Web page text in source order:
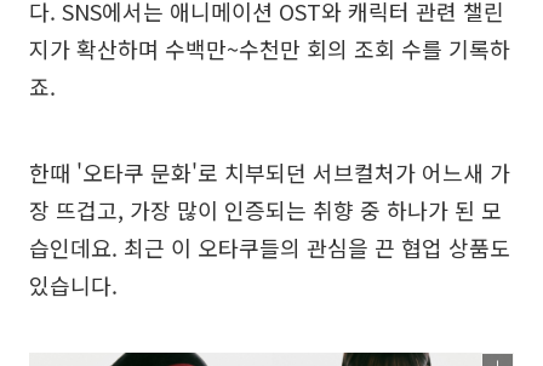
다. SNS에서는 애니메이션 OST와 캐릭터 관련 챌린
지가 확산하며 수백만~수천만 회의 조회 수를 기록하
죠.
한때 '오타쿠 문화'로 치부되던 서브컬처가 어느새 가
장 뜨겁고, 가장 많이 인증되는 취향 중 하나가 된 모
습인데요. 최근 이 오타쿠들의 관심을 끈 협업 상품도
있습니다.